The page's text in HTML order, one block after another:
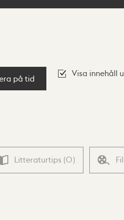
på tid
Visa innehåll
Litteraturtips (0)